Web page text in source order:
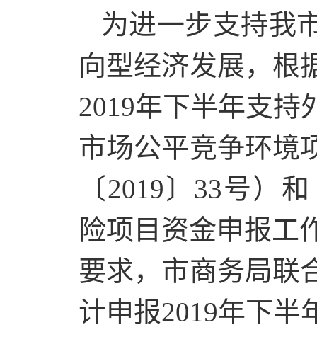
为进一步支持我
向型经济发展，根
2019年下半年支持
市场公平竞争环境
〔2019〕33号）
险项目资金申报工
要求，市商务局联
计申报2019年下半